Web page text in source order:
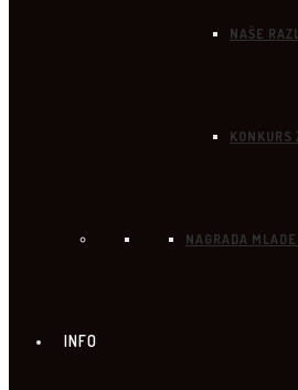
NAŠE
KONKURS
NAGRADA
INFO